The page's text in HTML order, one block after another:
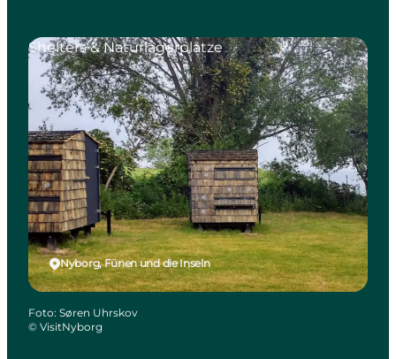
Nyborg, Fünen und die Inseln
Shelters & Naturlagerplätze
Foto: Søren Uhrskov
© VisitNyborg